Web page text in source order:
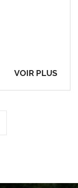
VOIR PLUS